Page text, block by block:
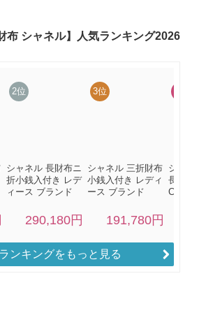
ンキングをもっと見る